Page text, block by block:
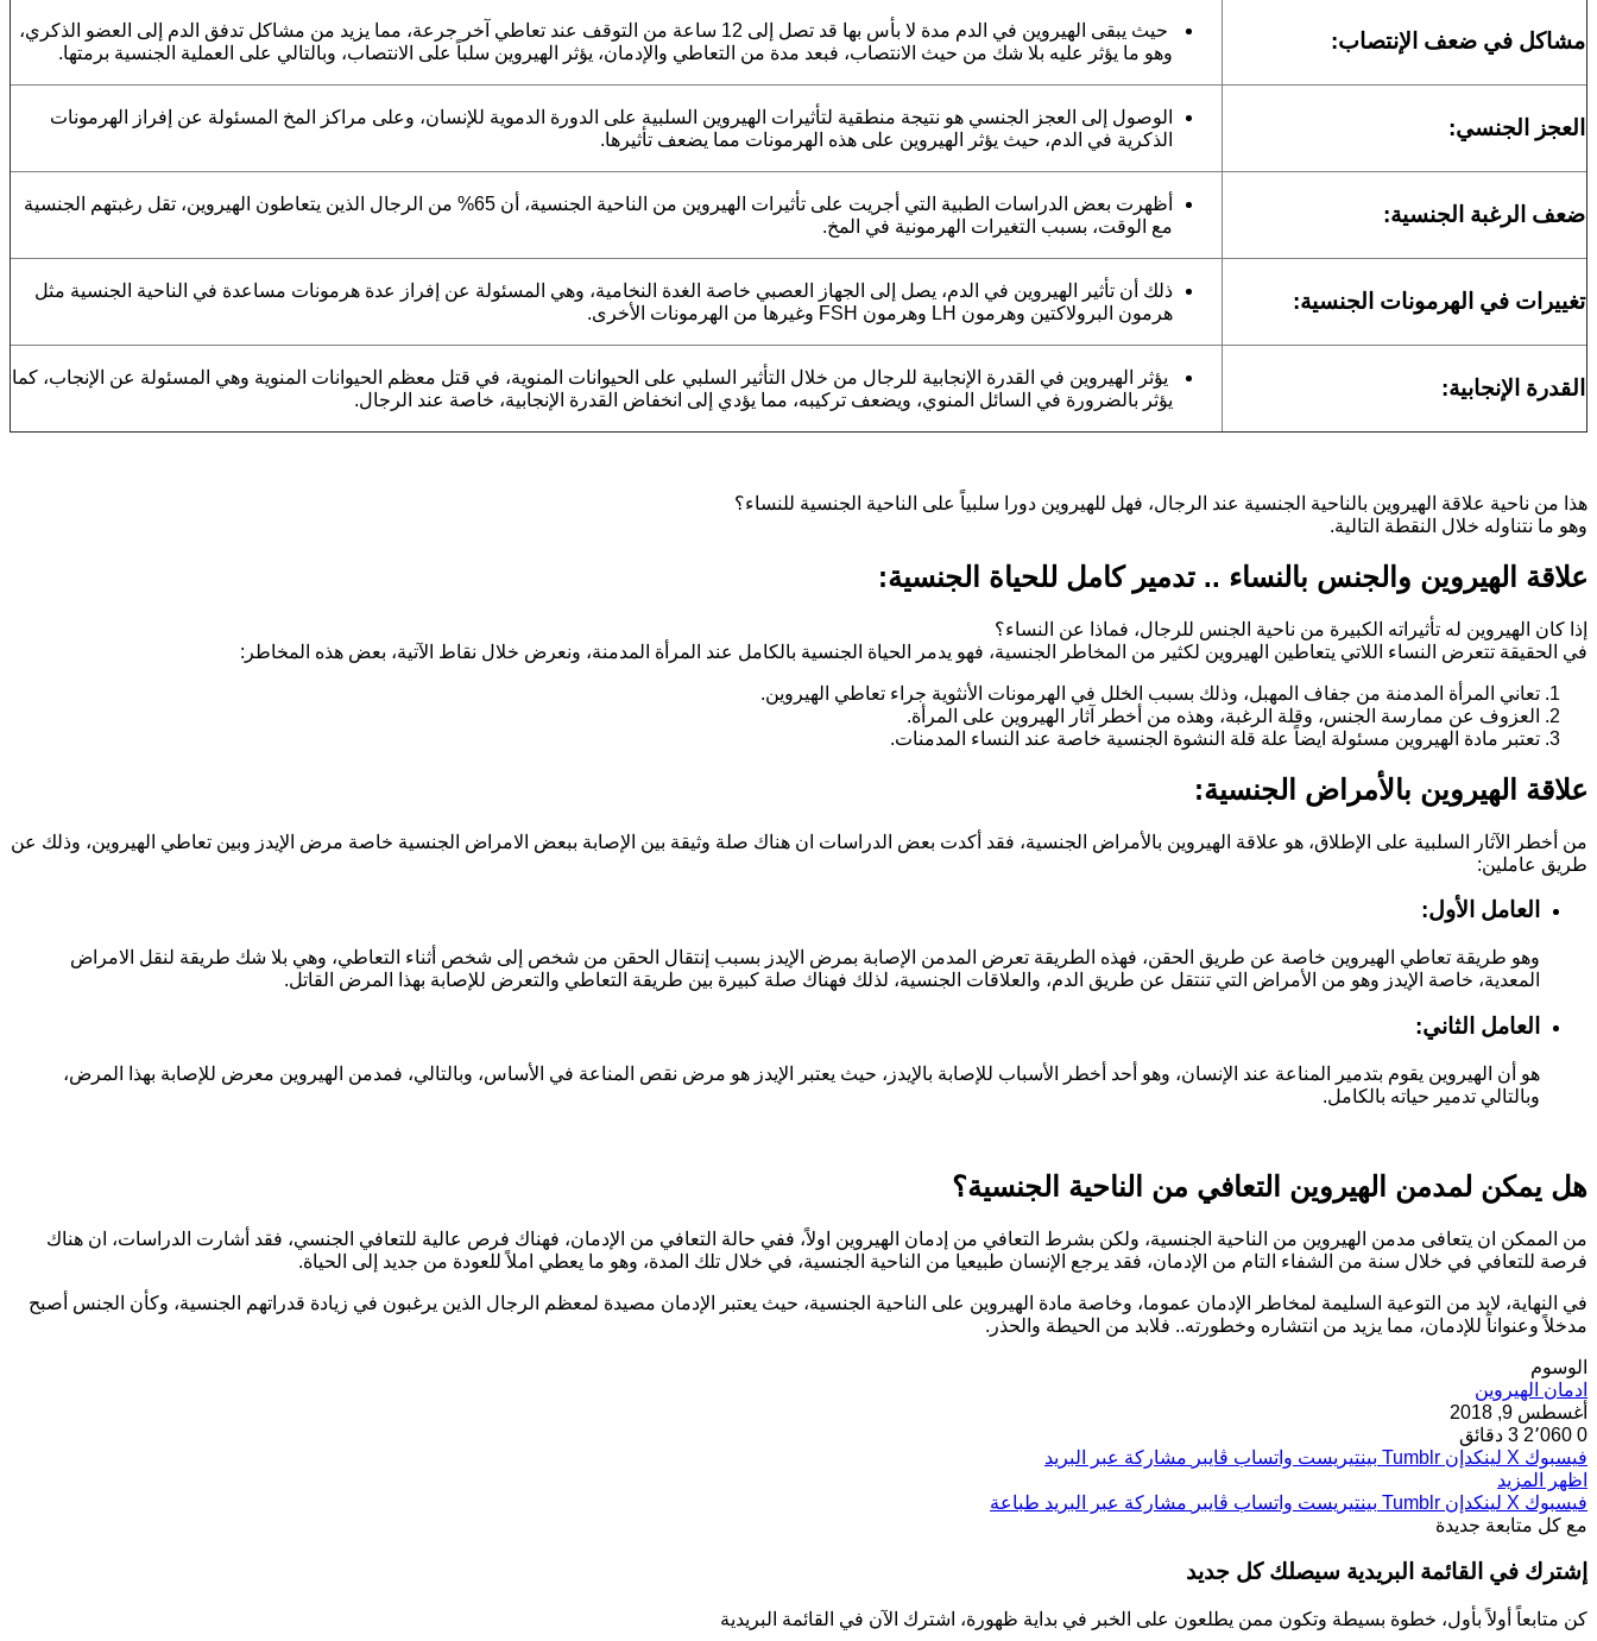
مشاكل في ضعف الإنتصاب:
حيث يبقى الهيروين في الدم مدة لا بأس بها قد تصل إلى 12 ساعة من التوقف عند تعاطي آخر جرعة، مما يزيد من مشاكل تدفق الدم إلى العضو الذكري،
وهو ما يؤثر عليه بلا شك من حيث الانتصاب، فبعد مدة من التعاطي والإدمان، يؤثر الهيروين سلباً على الانتصاب، وبالتالي على العملية الجنسية برمتها.
العجز الجنسي:
الوصول إلى العجز الجنسي هو نتيجة منطقية لتأثيرات الهيروين السلبية على الدورة الدموية للإنسان، وعلى مراكز المخ المسئولة عن إفراز الهرمونات
الذكرية في الدم، حيث يؤثر الهيروين على هذه الهرمونات مما يضعف تأثيرها.
ضعف الرغبة الجنسية:
أظهرت بعض الدراسات الطبية التي أجريت على تأثيرات الهيروين من الناحية الجنسية، أن 65% من الرجال الذين يتعاطون الهيروين، تقل رغبتهم الجنسية
مع الوقت، بسبب التغيرات الهرمونية في المخ.
تغييرات في الهرمونات الجنسية:
ذلك أن تأثير الهيروين في الدم، يصل إلى الجهاز العصبي خاصة الغدة النخامية، وهي المسئولة عن إفراز عدة هرمونات مساعدة في الناحية الجنسية مثل
هرمون البرولاكتين وهرمون LH وهرمون FSH وغيرها من الهرمونات الأخرى.
القدرة الإنجابية:
يؤثر الهيروين في القدرة الإنجابية للرجال من خلال التأثير السلبي على الحيوانات المنوية، في قتل معظم الحيوانات المنوية وهي المسئولة عن الإنجاب، كما
يؤثر بالضرورة في السائل المنوي، ويضعف تركيبه، مما يؤدي إلى انخفاض القدرة الإنجابية، خاصة عند الرجال.
هذا من ناحية علاقة الهيروين بالناحية الجنسية عند الرجال، فهل للهيروين دورا سلبياً على الناحية الجنسية للنساء؟
وهو ما نتناوله خلال النقطة التالية.
علاقة الهيروين والجنس بالنساء .. تدمير كامل للحياة الجنسية:
إذا كان الهيروين له تأثيراته الكبيرة من ناحية الجنس للرجال، فماذا عن النساء؟
في الحقيقة تتعرض النساء اللاتي يتعاطين الهيروين لكثير من المخاطر الجنسية، فهو يدمر الحياة الجنسية بالكامل عند المرأة المدمنة، ونعرض خلال نقاط الآتية، بعض هذه المخاطر:
تعاني المرأة المدمنة من جفاف المهبل، وذلك بسبب الخلل في الهرمونات الأنثوية جراء تعاطي الهيروين.
العزوف عن ممارسة الجنس، وقلة الرغبة، وهذه من أخطر آثار الهيروين على المرأة.
تعتبر مادة الهيروين مسئولة ايضاً علة قلة النشوة الجنسية خاصة عند النساء المدمنات.
علاقة الهيروين بالأمراض الجنسية:
من أخطر الآثار السلبية على الإطلاق، هو علاقة الهيروين بالأمراض الجنسية، فقد أكدت بعض الدراسات ان هناك صلة وثيقة بين الإصابة ببعض الامراض الجنسية خاصة مرض الإيدز وبين تعاطي الهيروين، وذلك عن
طريق عاملين:
العامل الأول:
وهو طريقة تعاطي الهيروين خاصة عن طريق الحقن، فهذه الطريقة تعرض المدمن الإصابة بمرض الإيدز بسبب إنتقال الحقن من شخص إلى شخص أثناء التعاطي، وهي بلا شك طريقة لنقل الامراض
المعدية، خاصة الإيدز وهو من الأمراض التي تنتقل عن طريق الدم، والعلاقات الجنسية، لذلك فهناك صلة كبيرة بين طريقة التعاطي والتعرض للإصابة بهذا المرض القاتل.
العامل الثاني:
هو أن الهيروين يقوم بتدمير المناعة عند الإنسان، وهو أحد أخطر الأسباب للإصابة بالإيدز، حيث يعتبر الإيدز هو مرض نقص المناعة في الأساس، وبالتالي، فمدمن الهيروين معرض للإصابة بهذا المرض،
وبالتالي تدمير حياته بالكامل.
هل يمكن لمدمن الهيروين التعافي من الناحية الجنسية؟
من الممكن ان يتعافى مدمن الهيروين من الناحية الجنسية، ولكن بشرط التعافي من إدمان الهيروين اولاً، ففي حالة التعافي من الإدمان، فهناك فرص عالية للتعافي الجنسي، فقد أشارت الدراسات، ان هناك
فرصة للتعافي في خلال سنة من الشفاء التام من الإدمان، فقد يرجع الإنسان طبيعيا من الناحية الجنسية، في خلال تلك المدة، وهو ما يعطي املاً للعودة من جديد إلى الحياة.
في النهاية، لابد من التوعية السليمة لمخاطر الإدمان عموما، وخاصة مادة الهيروين على الناحية الجنسية، حيث يعتبر الإدمان مصيدة لمعظم الرجال الذين يرغبون في زيادة قدراتهم الجنسية، وكأن الجنس أصبح
مدخلاً وعنواناً للإدمان، مما يزيد من انتشاره وخطورته.. فلابد من الحيطة والحذر.
الوسوم
ادمان الهيروين
أغسطس 9, 2018
0
3 دقائق
فيسبوك ‫X لينكدإن بينتيريست واتساب ڤايبر مشاركة عبر البريد
اظهر المزيد
فيسبوك ‫X لينكدإن بينتيريست واتساب ڤايبر مشاركة عبر البريد طباعة
مع كل متابعة جديدة
إشترك في القائمة البريدية سيصلك كل جديد
كن متابعاً أولاً بأول، خطوة بسيطة وتكون ممن يطلعون على الخبر في بداية ظهورة، اشترك الآن في القائمة البريدية